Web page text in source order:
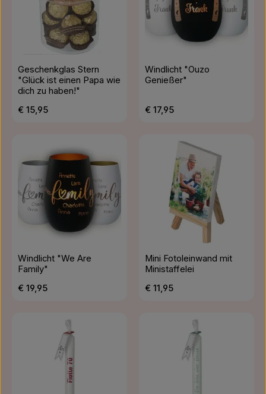
Geschenkglas Stern
"Glück ist einen Papa wie
dich zu haben!"
Regulärer Preis:
€ 15,95
Windlicht "Ouzo
Genießer"
Regulärer Preis:
€ 17,95
Windlicht "We Are
Family"
Regulärer Preis:
€ 19,95
Mini Fotoleinwand mit
Ministaffelei
Regulärer Preis:
€ 11,95